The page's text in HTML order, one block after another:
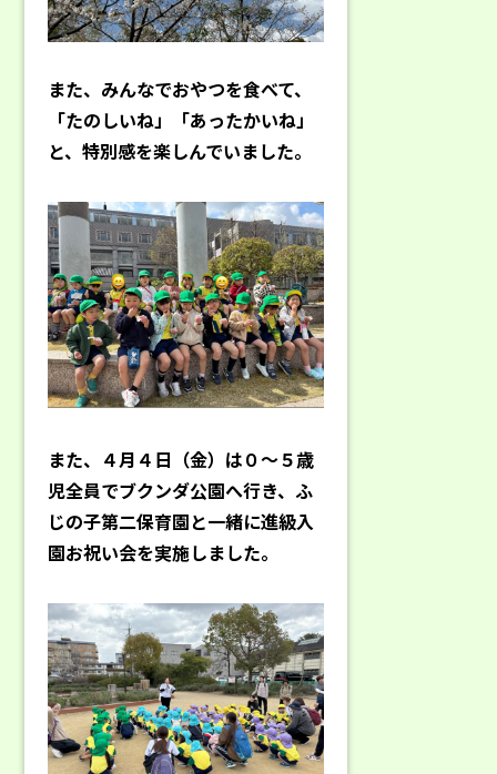
また、みんなでおやつを食べて、
「たのしいね」「あったかいね」
と、特別感を楽しんでいました。
また、４月４日（金）は０～５歳
児全員でブクンダ公園へ行き、ふ
じの子第二保育園と一緒に進級入
園お祝い会を実施しました。